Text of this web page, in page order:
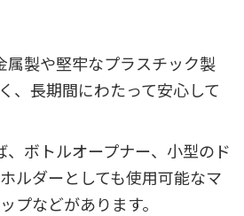
属製や堅牢なプラスチック製
、長期間にわたって安心して
、ボトルオープナー、小型のド
ルダーとしても使用可能なマ
プなどがあります。